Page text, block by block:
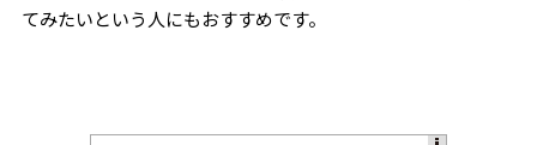
てみたいという人にもおすすめです。